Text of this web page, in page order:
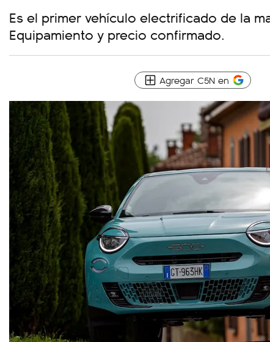
Es el primer vehículo electrificado de la
Equipamiento y precio confirmado.
Agregar C5N en